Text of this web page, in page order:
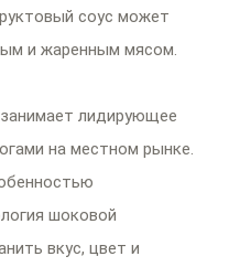
соус может
и жаренным мясом.
лидирующее
на местном рынке.
шоковой
вкус, цвет и